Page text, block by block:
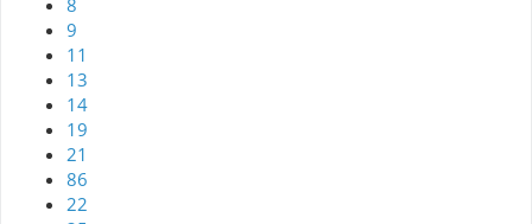
8
9
11
13
14
19
21
86
22